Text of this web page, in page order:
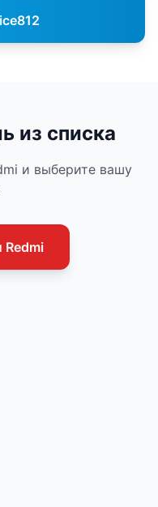
из списка
и выберите вашу
Redmi